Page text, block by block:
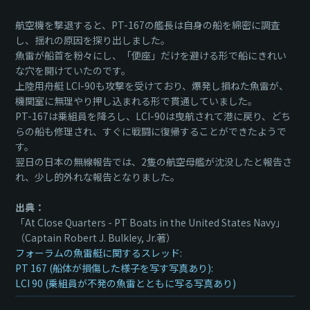
航空機を撃退すると、PT-167の艦長は自身の船を綿密に調査
し、揺れの原因を探り出しました。
魚雷が船首を粉々にし、「便座」だけを避ける形で船にきれい
な穴を開けていたのです。
上陸用舟艇 LCI-90も攻撃を受けており、爆発し損ねた魚雷が、
機関室に無理やり押し込まれる形で貫通していました。
PT-167は乗組員を降ろし、LCI-90は曳航されて港に戻り、どち
らの船も修理され、すぐに戦闘に復帰することができたようで
す。
翌日の日本の無線報告では、2隻の航空母艦が沈没したと報告さ
れ、少し的外れな報告となりました。
出典：
「At Close Quarters - PT Boats in the United States Navy」
（Captain Robert J. Bulkley, Jr.著）
フォーラムの魚雷艇に関するスレッド:
PT 167 (船体が損傷した様子を写す写真あり):
LCI 90 (乗組員が不発の魚雷とともに写る写真あり)